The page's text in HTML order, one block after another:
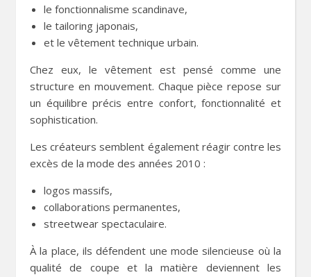
le fonctionnalisme scandinave,
le tailoring japonais,
et le vêtement technique urbain.
Chez eux, le vêtement est pensé comme une
structure en mouvement. Chaque pièce repose sur
un équilibre précis entre confort, fonctionnalité et
sophistication.
Les créateurs semblent également réagir contre les
excès de la mode des années 2010 :
logos massifs,
collaborations permanentes,
streetwear spectaculaire.
À la place, ils défendent une mode silencieuse où la
qualité de coupe et la matière deviennent les